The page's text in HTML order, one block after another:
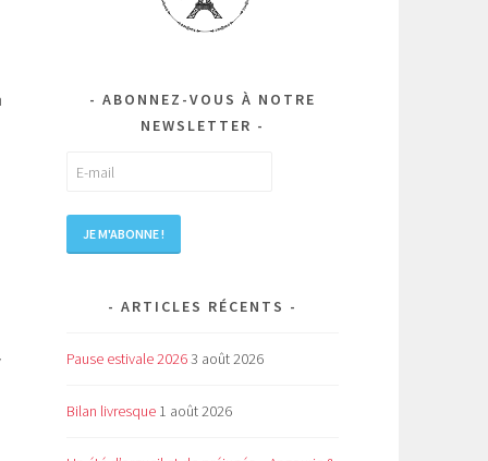
ABONNEZ-VOUS À NOTRE
NEWSLETTER
ARTICLES RÉCENTS
Pause estivale 20263 août 2026
Bilan livresque 1 août 2026